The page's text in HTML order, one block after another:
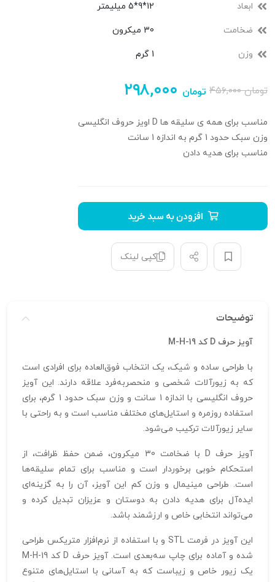
ابعاد 12*9*5 میلیمتر
ضخامت 30 میکرون
وزن 1 گرم
۴۵۶,۰۰۰تومان ۲۹۸,۰۰۰ تومان
مناسب برای همه ی سلیقه ها D اویز حروف انگلیسی
وزن سبک حدود 1 گرم به اندازه 1 سانت
مناسب برای هدیه دادن
افزودن به سبد خرید
کپی لینک
توضیحات
آویز حرف D کد M-H-19
با طراحی ساده و شیک، یک انتخاب فوق‌العاده برای افرادی است
که به زیورآلات شخصی و منحصربه‌فرد علاقه دارند. این آویز
حروف انگلیسی با اندازه 1 سانت و وزن سبک حدود 1 گرم، برای
استفاده روزمره و استایل‌های مختلف مناسب است و به راحتی با
سایر زیورآلات ترکیب می‌شود.
آویز حرف D با ضخامت 30 میکرون، ضمن حفظ ظرافت، از
استحکام خوبی برخوردار است و مناسب برای تمام سلیقه‌ها
است. طراحی مینیمال و وزن کم این آویز، آن را به گزینه‌ای
ایده‌آل برای هدیه دادن به دوستان و عزیزان تبدیل کرده و
می‌تواند انتخابی خاص و ارزشمند باشد.
این آویز در فرمت STL و با استفاده از نرم‌افزار متریکس طراحی
شده و آماده برای چاپ سه‌بعدی است. آویز حرف D کد M-H-19
یک زیور خاص و زیباست که به آسانی با استایل‌های متنوع